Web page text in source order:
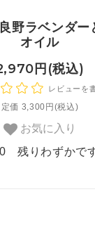
野ラベンダ
オイル
円(税込)
レビューを
定価 3,300円(税込)
お気に入り
残りわずかです